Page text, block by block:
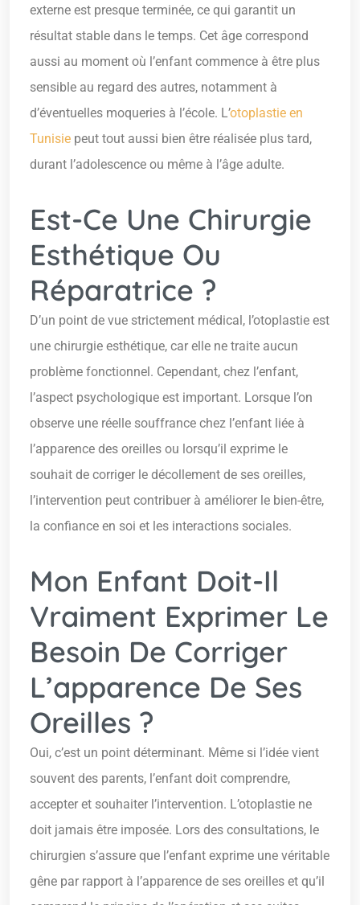
externe est presque terminée, ce qui garantit un
résultat stable dans le temps. Cet âge correspond
aussi au moment où l’enfant commence à être plus
sensible au regard des autres, notamment à
d’éventuelles moqueries à l’école. L’otoplastie en
Tunisie peut tout aussi bien être réalisée plus tard,
durant l’adolescence ou même à l’âge adulte.
Est-Ce Une Chirurgie
Esthétique Ou
Réparatrice ?
D’un point de vue strictement médical, l’otoplastie est
une chirurgie esthétique, car elle ne traite aucun
problème fonctionnel. Cependant, chez l’enfant,
l’aspect psychologique est important. Lorsque l’on
observe une réelle souffrance chez l’enfant liée à
l’apparence des oreilles ou lorsqu’il exprime le
souhait de corriger le décollement de ses oreilles,
l’intervention peut contribuer à améliorer le bien-être,
la confiance en soi et les interactions sociales.
Mon Enfant Doit-Il
Vraiment Exprimer Le
Besoin De Corriger
L’apparence De Ses
Oreilles ?
Oui, c’est un point déterminant. Même si l’idée vient
souvent des parents, l’enfant doit comprendre,
accepter et souhaiter l’intervention. L’otoplastie ne
doit jamais être imposée. Lors des consultations, le
chirurgien s’assure que l’enfant exprime une véritable
gêne par rapport à l’apparence de ses oreilles et qu’il